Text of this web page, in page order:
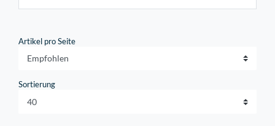
Artikel pro Seite
Sortierung